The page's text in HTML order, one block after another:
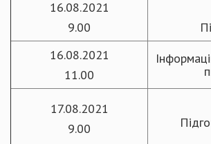
16.08.2021
9.00
16.08.2021
11.00
17.08.2021
9.00